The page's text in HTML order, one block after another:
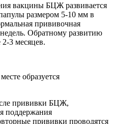
вакцины БЦЖ развивается
размером 5-10 мм в
прививочная
недель. Обратному развитию
2-3 месяцев.
образуется
прививки БЦЖ,
поддержания
прививки проводятся